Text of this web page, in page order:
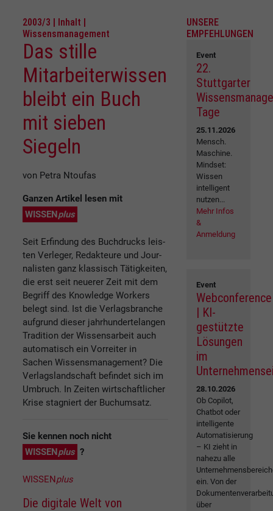
2003/3 | Inhalt |
Wissensmanagement
Das stille
Mitarbeiterwissen
bleibt ein Buch
mit sieben
Siegeln
von Petra Ntoufas
Ganzen Artikel lesen mit
WISSENplus
Seit Erfindung des Buchdrucks leis-
ten Verleger, Redakteure und Jour-
nalisten ganz klassisch Tätigkeiten,
die erst seit neuerer Zeit mit dem
Begriff des Knowledge Workers
belegt sind. Ist die Verlagsbranche
aufgrund dieser jahrhundertelangen
Tradition der Wissensarbeit auch
automatisch ein Vorreiter in
Sachen Wissensmanagement? Die
Verlagslandschaft befindet sich im
Umbruch. In Zeiten wirtschaftlicher
Krise stagniert der Buchumsatz.
Sie kennen noch nicht
WISSENplus ?
WISSENplus
Die digitale Welt von
UNSERE
EMPFEHLUNGEN
Event
22.
Stuttgarter
Tage
25.11.2026
Mensch.
Maschine.
Mindset:
Wissen
intelligent
nutzen...
Mehr Infos
&
Anmeldung
Event
Webconference
| KI-
gestützte
Lösungen
im
28.10.2026
Ob Copilot,
Chatbot oder
intelligente
Automatisierung
– KI zieht in
nahezu alle
ein. Von der
über